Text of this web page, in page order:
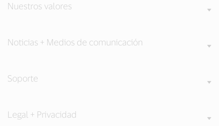
Nuestros valores
Noticias + Medios de comunicación
Soporte
Legal + Privacidad